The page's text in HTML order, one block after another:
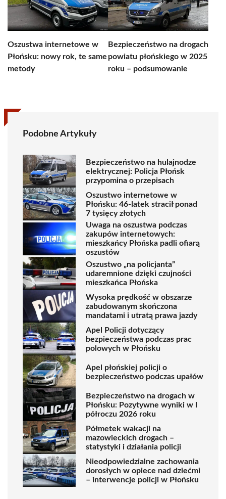
Oszustwa internetowe w
Płońsku: nowy rok, te same
metody
Bezpieczeństwo na drogach
powiatu płońskiego w 2025
roku – podsumowanie
Podobne Artykuły
Bezpieczeństwo na hulajnodze
elektrycznej: Policja Płońsk
przypomina o przepisach
Oszustwo internetowe w
Płońsku: 46-latek stracił ponad
7 tysięcy złotych
Uwaga na oszustwa podczas
zakupów internetowych:
mieszkańcy Płońska padli ofiarą
oszustów
Oszustwo „na policjanta”
udaremnione dzięki czujności
mieszkańca Płońska
Wysoka prędkość w obszarze
zabudowanym skończona
mandatami i utratą prawa jazdy
Apel Policji dotyczący
bezpieczeństwa podczas prac
polowych w Płońsku
Apel płońskiej policji o
bezpieczeństwo podczas upałów
Bezpieczeństwo na drogach w
Płońsku: Pozytywne wyniki w I
półroczu 2026 roku
Półmetek wakacji na
mazowieckich drogach –
statystyki i działania policji
Nieodpowiedzialne zachowania
dorosłych w opiece nad dziećmi
– interwencje policji w Płońsku